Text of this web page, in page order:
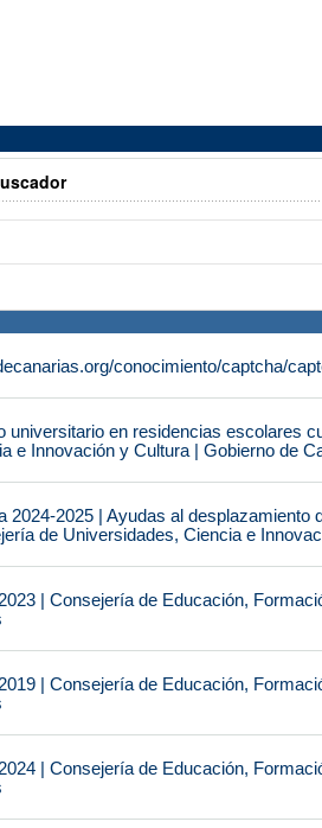
conocimiento/captcha/
universitario en residencias escolares
e Innovación y Cultura | Gobierno de
2024-2025 | Ayudas al desplazamiento
de Universidades, Ciencia e
| Consejería de Educación,
| Consejería de Educación,
| Consejería de Educación,